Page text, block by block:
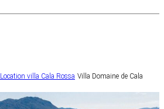
Location villa Cala Rossa Villa Domaine de Cala